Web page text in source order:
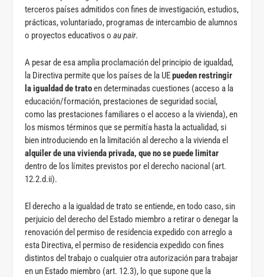
terceros países admitidos con fines de investigación, estudios,
prácticas, voluntariado, programas de intercambio de alumnos
o proyectos educativos oau pair.
A pesar de esa amplia proclamación del principio de igualdad,
la Directiva permite que los países de la UEpueden restringir
la igualdad de tratoen determinadas cuestiones (acceso a la
educación/formación, prestaciones de seguridad social,
como las prestaciones familiares o el acceso a la vivienda), en
los mismos términos que se permitía hasta la actualidad, si
bien introduciendo en la limitación al derecho a la vivienda el
alquiler de una vivienda privada, que no se puede limitar
dentro de los límites previstos por el derecho nacional (art.
12.2.d.ii).
El derecho a la igualdad de trato se entiende, en todo caso, sin
perjuicio del derecho del Estado miembro a retirar o denegar la
renovación del permiso de residencia expedido con arreglo a
esta Directiva, el permiso de residencia expedido con fines
distintos del trabajo o cualquier otra autorización para trabajar
en un Estado miembro (art. 12.3), lo que supone que la